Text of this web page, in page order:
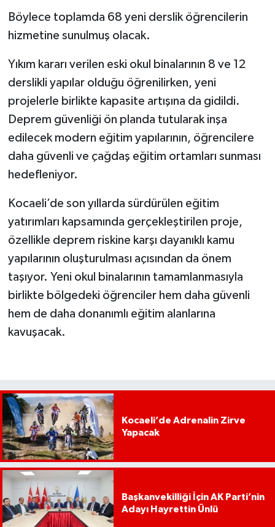
Böylece toplamda 68 yeni derslik öğrencilerin
hizmetine sunulmuş olacak.
Yıkım kararı verilen eski okul binalarının 8 ve 12
derslikli yapılar olduğu öğrenilirken, yeni
projelerle birlikte kapasite artışına da gidildi.
Deprem güvenliği ön planda tutularak inşa
edilecek modern eğitim yapılarının, öğrencilere
daha güvenli ve çağdaş eğitim ortamları sunması
hedefleniyor.
Kocaeli’de son yıllarda sürdürülen eğitim
yatırımları kapsamında gerçekleştirilen proje,
özellikle deprem riskine karşı dayanıklı kamu
yapılarının oluşturulması açısından da önem
taşıyor. Yeni okul binalarının tamamlanmasıyla
birlikte bölgedeki öğrenciler hem daha güvenli
hem de daha donanımlı eğitim alanlarına
kavuşacak.
Kocaeli’de Adrenalin Zirve
Yapacak
Başkanvekilliği İçin AK Parti’nin
Adayı Hayrettin Ünlü